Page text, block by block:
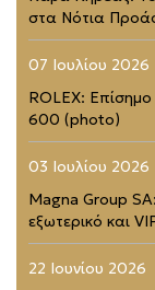
στα Νότια
07 Ιουλίου 2026
ROLEX:
600 (photo)
03 Ιουλίου 2026
Magna Group
εξωτερικό και
22 Ιουνίου 2026